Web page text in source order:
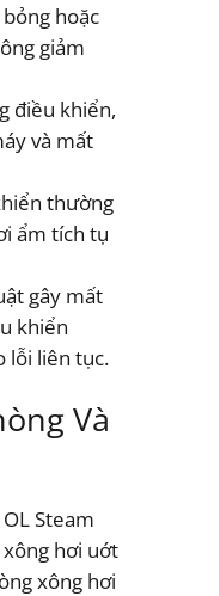
hoặc
giảm
điều khiển,
và mất
thường
ẩm tích tụ
gây mất
khiển
lỗi liên tục.
Và
Steam
hơi uớt
xông hơi